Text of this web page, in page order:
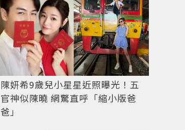
陳妍希9歲兒小星星近照曝光！五
官神似陳曉 網驚直呼「縮小版爸
爸」